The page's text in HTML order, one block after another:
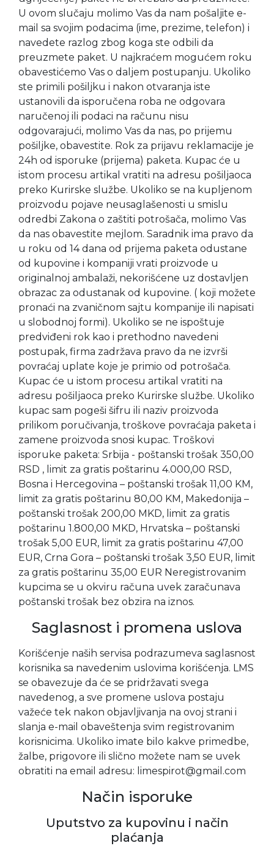
U ovom slučaju molimo Vas da nam pošaljite e-
mail sa svojim podacima (ime, prezime, telefon) i
navedete razlog zbog koga ste odbili da
preuzmete paket. U najkraćem mogućem roku
obavestićemo Vas o daljem postupanju. Ukoliko
ste primili pošiljku i nakon otvaranja iste
ustanovili da isporučena roba ne odgovara
naručenoj ili podaci na računu nisu
odgovarajući, molimo Vas da nas, po prijemu
pošiljke, obavestite. Rok za prijavu reklamacije je
24h od isporuke (prijema) paketa. Kupac će u
istom procesu artikal vratiti na adresu pošiljaoca
preko Kurirske službe. Ukoliko se na kupljenom
proizvodu pojave neusaglašenosti u smislu
odredbi Zakona o zaštiti potrošača, molimo Vas
da nas obavestite mejlom. Saradnik ima pravo da
u roku od 14 dana od prijema paketa odustane
od kupovine i kompaniji vrati proizvode u
originalnoj ambalaži, nekorišćene uz dostavljen
obrazac za odustanak od kupovine. ( koji možete
pronaći na zvaničnom sajtu kompanije ili napisati
u slobodnoj formi). Ukoliko se ne ispoštuje
predviđeni rok kao i prethodno navedeni
postupak, firma zadržava pravo da ne izvrši
povraćaj uplate koje je primio od potrošača.
Kupac će u istom procesu artikal vratiti na
adresu pošiljaoca preko Kurirske službe. Ukoliko
kupac sam pogeši šifru ili naziv proizvoda
prilikom poručivanja, troškove povraćaja paketa i
zamene proizvoda snosi kupac. Troškovi
isporuke paketa: Srbija - poštanski trošak 350,00
RSD , limit za gratis poštarinu 4.000,00 RSD,
Bosna i Hercegovina – poštanski trošak 11,00 KM,
limit za gratis poštarinu 80,00 KM, Makedonija –
poštanski trošak 200,00 MKD, limit za gratis
poštarinu 1.800,00 MKD, Hrvatska – poštanski
trošak 5,00 EUR, limit za gratis poštarinu 47,00
EUR, Crna Gora – poštanski trošak 3,50 EUR, limit
za gratis poštarinu 35,00 EUR Neregistrovanim
kupcima se u okviru računa uvek zaračunava
poštanski trošak bez obzira na iznos.
Saglasnost i promena uslova
Korišćenje naših servisa podrazumeva saglasnost
korisnika sa navedenim uslovima korišćenja. LMS
se obavezuje da će se pridržavati svega
navedenog, a sve promene uslova postaju
važeće tek nakon objavljivanja na ovoj strani i
slanja e-mail obaveštenja svim registrovanim
korisnicima. Ukoliko imate bilo kakve primedbe,
žalbe, prigovore ili slično možete nam se uvek
obratiti na email adresu: limespirot@gmail.com
Način isporuke
Uputstvo za kupovinu i način
plaćanja